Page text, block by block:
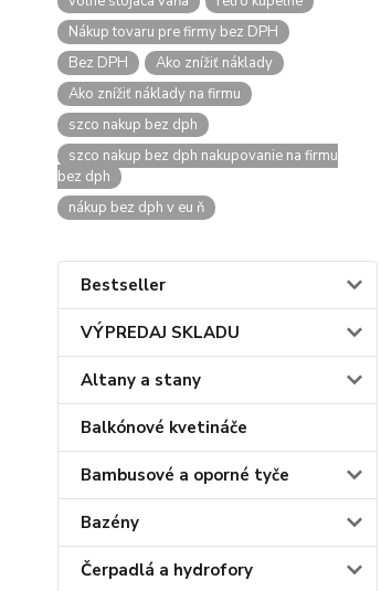
Nákup tovaru pre firmy bez DPH
Bez DPH
Ako znížiť náklady
Ako znížiť náklady na firmu
szco nakup bez dph
szco nakup bez dph nakupovanie na firmu
bez dph
nákup bez dph v eu ň
Bestseller
VÝPREDAJ SKLADU
Altany a stany
Balkónové kvetináče
Bambusové a oporné tyče
Bazény
Čerpadlá a hydrofory